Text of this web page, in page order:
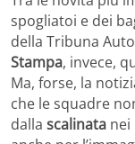
spogliatoi e dei
della Tribuna
Stampa, invece,
Ma, forse, la
che le squadre
dalla scalinata nei